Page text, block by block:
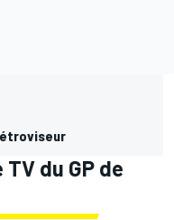
du GP de